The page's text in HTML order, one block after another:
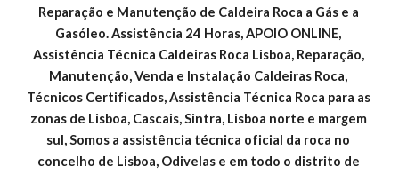
Reparação e Manutenção de Caldeira Roca a Gás e a
Gasóleo. Assistência 24 Horas, APOIO ONLINE,
Assistência Técnica Caldeiras Roca Lisboa, Reparação,
Manutenção, Venda e Instalação Caldeiras Roca,
Técnicos Certificados, Assistência Técnica Roca para as
zonas de Lisboa, Cascais, Sintra, Lisboa norte e margem
sul, Somos a assistência técnica oficial da roca no
concelho de Lisboa, Odivelas e em todo o distrito de